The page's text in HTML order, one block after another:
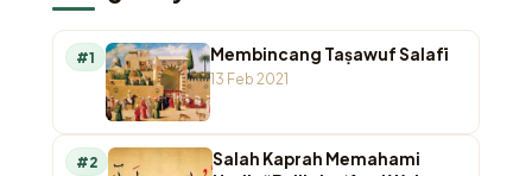
#1 Membincang Taṣawuf Salafī
13 Feb 2021
#2
Salah Kaprah Memahami